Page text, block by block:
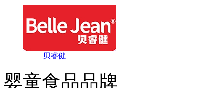
贝睿健
婴童食品品牌